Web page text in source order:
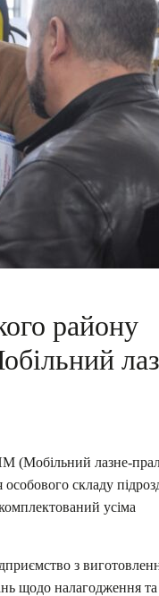
району
(Мобільний лазне-
складу
усіма
з
щодо налагодження та